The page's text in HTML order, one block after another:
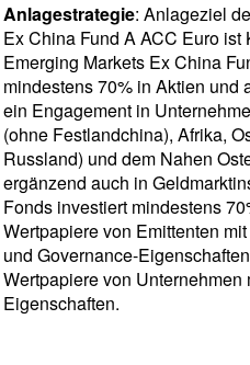
Anlagestrategie: Anlageziel
Ex China Fund A ACC Euro
Emerging Markets Ex China
mindestens 70% in Aktien und
ein Engagement in
(ohne Festlandchina), Afrika,
Russland) und dem Nahen
ergänzend auch in
Fonds investiert mindestens
Wertpapiere von Emittenten
und Governance-
Wertpapiere von
Eigenschaften.